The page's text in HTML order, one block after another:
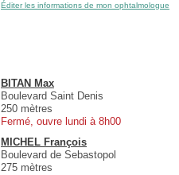
Éditer les informations de mon ophtalmologue
BITAN Max
Boulevard Saint Denis
250 mètres
Fermé, ouvre lundi à 8h00
MICHEL François
Boulevard de Sebastopol
275 mètres